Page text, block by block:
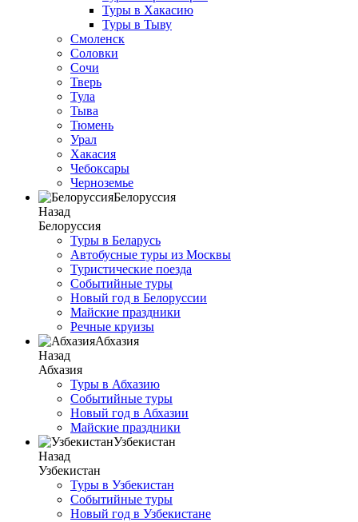
Туры в Хакасию
Туры в Тыву
Смоленск
Соловки
Сочи
Тверь
Тула
Тыва
Тюмень
Урал
Хакасия
Чебоксары
Черноземье
Белоруссия
Назад
Белоруссия
Туры в Беларусь
Автобусные туры из Москвы
Туристические поезда
Событийные туры
Новый год в Белоруссии
Майские праздники
Речные круизы
Абхазия
Назад
Абхазия
Туры в Абхазию
Событийные туры
Новый год в Абхазии
Майские праздники
Узбекистан
Назад
Узбекистан
Туры в Узбекистан
Событийные туры
Новый год в Узбекистане